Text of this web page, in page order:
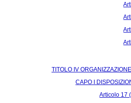
TITOLO IV
CAPO I
Articolo 17